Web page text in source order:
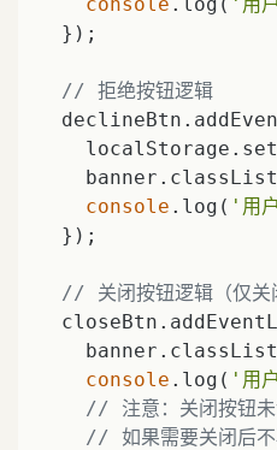
  });
// 拒绝按钮逻辑
console .log( '用
  });
// 关闭按钮逻辑（仅关
console .log( '用
// 注意：关闭按钮
// 如果需要关闭后不